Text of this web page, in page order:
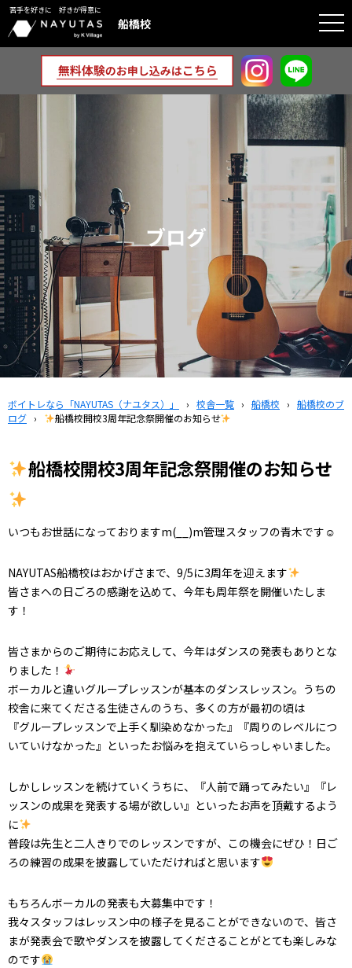
苦手を好きに 好きが得意に
船橋校
ブログ
ボイトレなら「NAYUTAS（ナユタス）」 › 校舎一覧 › 船橋校 › 船橋校のブ
ログ › 船橋校開校3周年記念祭開催のお知らせ
船橋校開校3周年記念祭開催のお知らせ
いつもお世話になっておりますm(__)m管理スタッフの青木です☺
NAYUTAS船橋校はおかげさまで、9/5に3周年を迎えます
皆さまへの日ごろの感謝を込めて、今年も周年祭を開催いたしま
す！
皆さまからのご期待にお応えして、今年はダンスの発表もありとな
りました！
ボーカルと違いグループレッスンが基本のダンスレッスン。うちの
校舎に来てくださる生徒さんのうち、多くの方が最初の頃は
『グループレッスンで上手く馴染めなかった』『周りのレベルにつ
いていけなかった』といったお悩みを抱えていらっしゃいました。
しかしレッスンを続けていくうちに、『人前で踊ってみたい』『レ
ッスンの成果を発表する場が欲しい』といったお声を頂戴するよう
に
普段は先生と二人きりでのレッスンですが、この機会にぜひ！日ご
ろの練習の成果を披露していただければと思います
もちろんボーカルの発表も大募集中です！
我々スタッフはレッスン中の様子を見ることができないので、皆さ
まが発表会で歌やダンスを披露してくださることがとても楽しみな
のです